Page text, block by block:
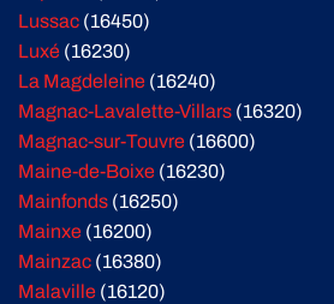
Lussac (16450)
Luxé (16230)
La Magdeleine (16240)
Magnac-Lavalette-Villars (16320)
Magnac-sur-Touvre (16600)
Maine-de-Boixe (16230)
Mainfonds (16250)
Mainxe (16200)
Mainzac (16380)
Malaville (16120)